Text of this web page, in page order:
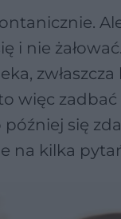
nie
więc
się
na kilka